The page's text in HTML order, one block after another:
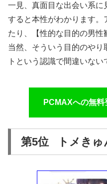
一見、真面目な出会い系
すると本性がわかります。
たり、【性的な目的の男性
当然、そういう目的のやり
トという認識で間違いない
PCMAXへの無
第5位 トメきゅ